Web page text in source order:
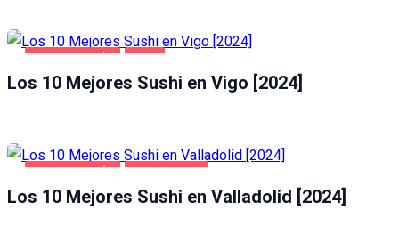
GASTRONOMÍA VIGO
Los 10 Mejores Sushi en Vigo [2024]
GASTRONOMÍA VALLADOLID
Los 10 Mejores Sushi en Valladolid [2024]